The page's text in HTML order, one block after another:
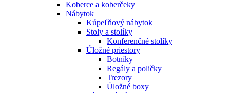
Koberce a koberčeky
Nábytok
Kúpeľňový nábytok
Stoly a stolíky
Konferenčné stolíky
Úložné priestory
Botníky
Regály a poličky
Trezory
Úložné boxy